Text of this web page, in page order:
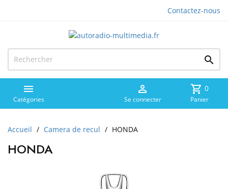
Contactez-nous


Catégories

Se connecter
shopping_cart 0
Panier
Accueil Camera de recul HONDA
HONDA